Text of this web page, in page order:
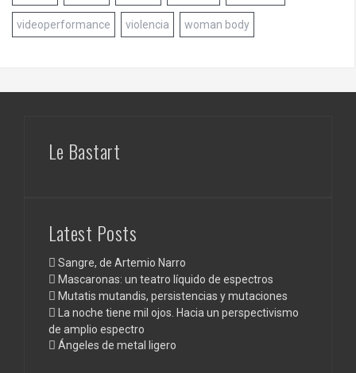
videoperformance violencia woman body
Le Bastart
Latest Posts
Sangre, de Artemio Narro
Mascaronas: un teatro líquido de espectros
Mutatis mutandis, persistencias y mutaciones
La noche tiene mil ojos. Hacia un perspectivismo
de amplio espectro
Ángeles de metal ligero